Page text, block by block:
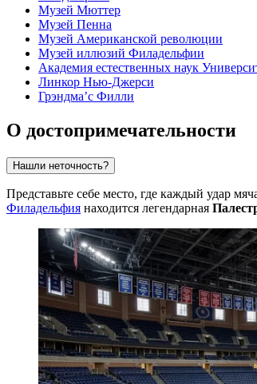
Музей Мюттер
Музей Пенна
Музей Американской революции
Музей иллюзий Филадельфии
Академия естественных наук
Линкор Нью-Джерси
Грэндма’с Филли
О достопримечательности
Нашли неточность?
Представьте себе место, где каждый удар
Филадельфия находится легендарная